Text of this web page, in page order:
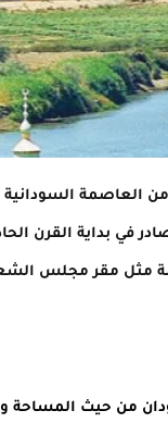
العاصمة السودانية
في بداية القرن
مثل مقر مجلس
من حيث المساحة